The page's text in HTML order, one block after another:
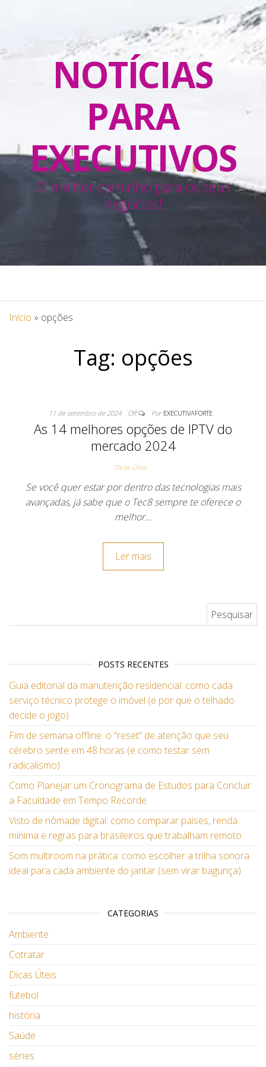
NOTÍCIAS
PARA
EXECUTIVOS
O melhor caminho para os seus
negócios!
Início » opções
Tag: opções
11 de setembro de 2024 Off Por EXECUTIVAFORTE
As 14 melhores opções de IPTV do
mercado 2024
Dicas Úteis
Se você quer estar por dentro das tecnologias mais
avançadas, já sabe que o Tec8 sempre te oferece o
melhor…
Ler mais
POSTS RECENTES
Guia editorial da manutenção residencial: como cada
serviço técnico protege o imóvel (e por que o telhado
decide o jogo)
Fim de semana offline: o “reset” de atenção que seu
cérebro sente em 48 horas (e como testar sem
radicalismo)
Como Planejar um Cronograma de Estudos para Concluir
a Faculdade em Tempo Recorde
Visto de nômade digital: como comparar países, renda
mínima e regras para brasileiros que trabalham remoto
Som multiroom na prática: como escolher a trilha sonora
ideal para cada ambiente do jantar (sem virar bagunça)
CATEGORIAS
Ambiente
Cotratar
Dicas Úteis
futebol
história
Saúde
séries